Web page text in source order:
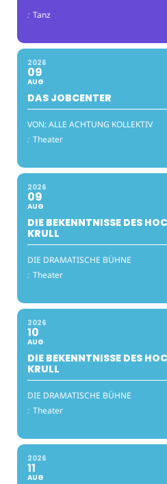
: Tanz
2026
09
AUG
DAS JOBCENTER
VON: ALLE ACHTUNG KOLLEKTIV
: Theater
2026
09
AUG
DIE BEKENNTNISSE DES
KRULL
DIE DRAMATISCHE BÜHNE
: Theater
2026
10
AUG
DIE BEKENNTNISSE DES
KRULL
DIE DRAMATISCHE BÜHNE
: Theater
2026
11
AUG